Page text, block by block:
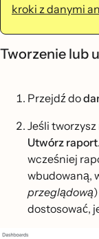
kroki z danymi
Tworzenie lub
Przejdź do
Jeśli
Utwórz raport
wcześniej
wbudowaną,
przeglądową
dostosować,